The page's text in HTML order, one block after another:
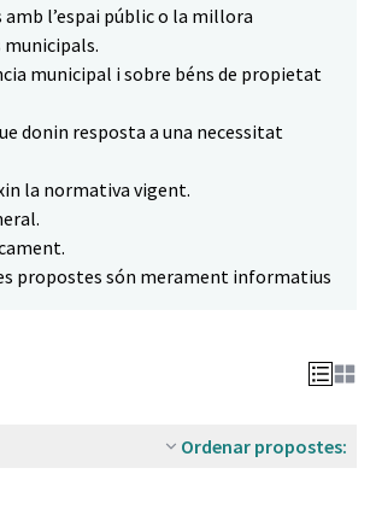
amb l’espai públic o la millora
municipals.
municipal i sobre béns de propietat
donin resposta a una necessitat
la normativa vigent.
propostes són merament informatius
Ordenar propostes: